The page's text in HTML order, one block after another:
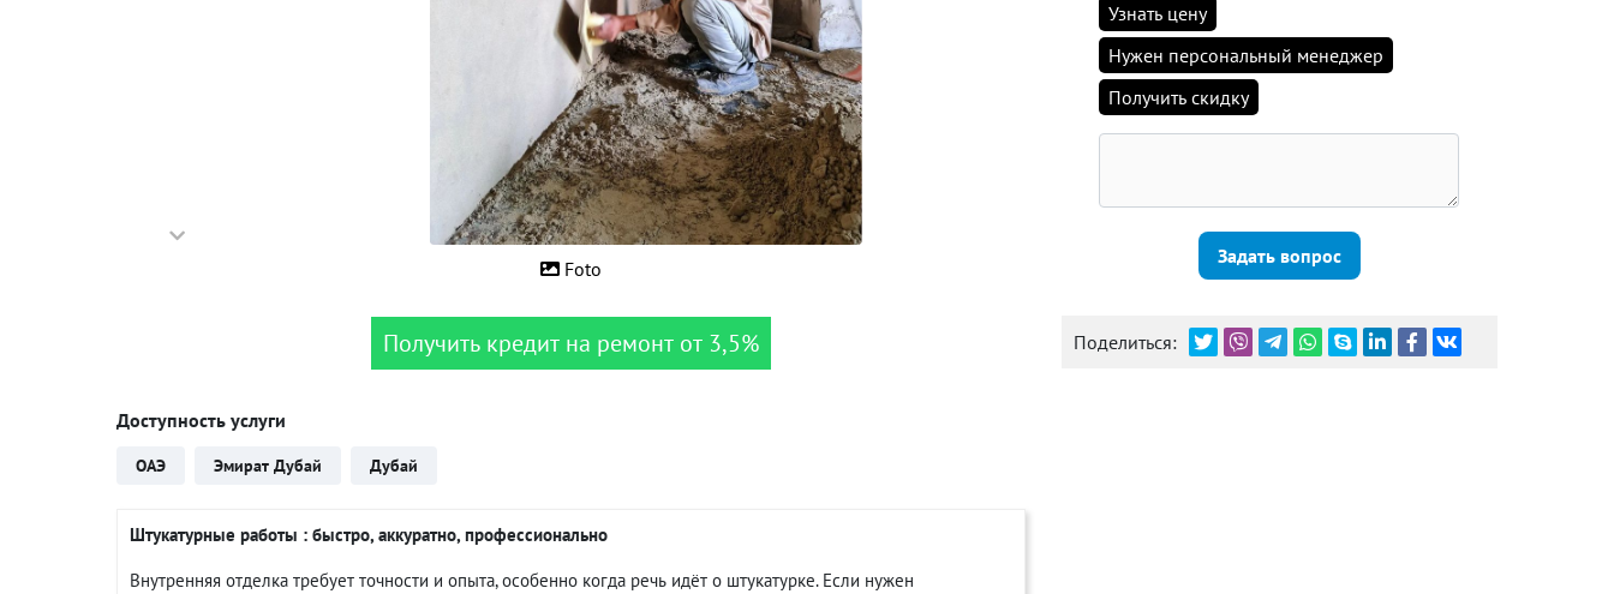
Foto
Получить кредит на ремонт от 3,5%
Доступность услуги
ОАЭ Эмират Дубай Дубай
Штукатурные работы : быстро, аккуратно, профессионально
Внутренняя отделка требует точности и опыта, особенно когда речь идёт о штукатурке. Если нужен
Узнать цену
Нужен персональный менеджер
Получить скидку
Задать вопрос
Поделиться: